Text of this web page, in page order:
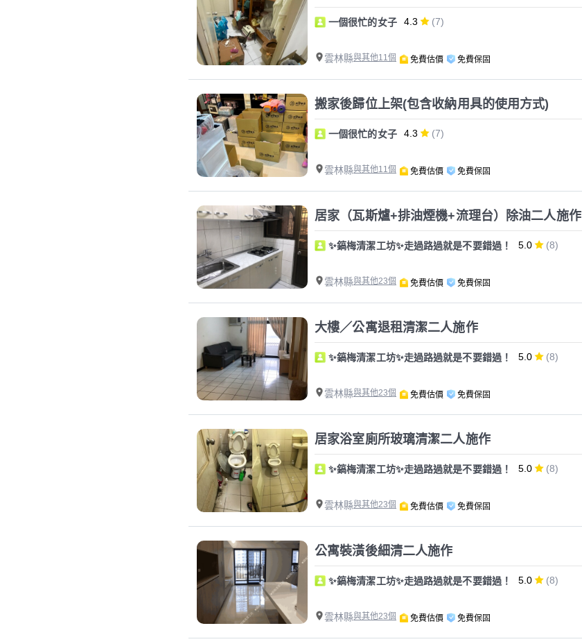
一個很忙的女子 4.3 (7)
雲林縣與其他11個 免費估價 免費保固
搬家後歸位上架(包含收納用具的使用方式)
一個很忙的女子 4.3 (7)
雲林縣與其他11個 免費估價 免費保固
居家（瓦斯爐+排油煙機+流理台）除油二人施作
✨鎬梅清潔工坊✨走過路過就是不要錯過！ 5.0 (8)
雲林縣與其他23個 免費估價 免費保固
大樓／公寓退租清潔二人施作
✨鎬梅清潔工坊✨走過路過就是不要錯過！ 5.0 (8)
雲林縣與其他23個 免費估價 免費保固
居家浴室廁所玻璃清潔二人施作
✨鎬梅清潔工坊✨走過路過就是不要錯過！ 5.0 (8)
雲林縣與其他23個 免費估價 免費保固
公寓裝潢後細清二人施作
✨鎬梅清潔工坊✨走過路過就是不要錯過！ 5.0 (8)
雲林縣與其他23個 免費估價 免費保固